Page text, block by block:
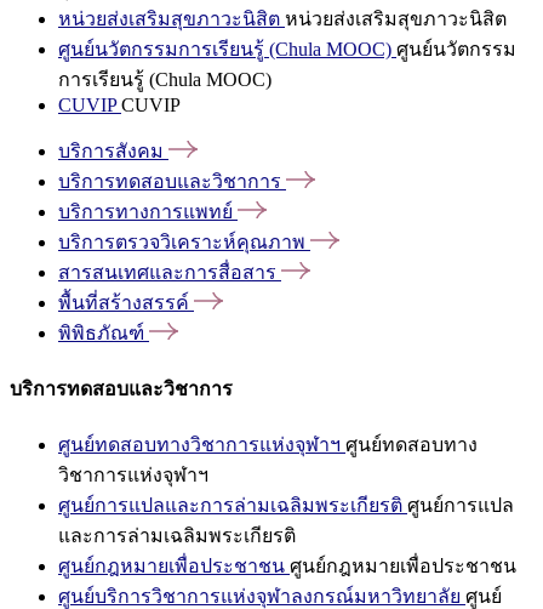
หน่วยส่งเสริมสุขภาวะนิสิต หน่วยส่งเสริมสุขภาวะนิสิต
ศูนย์นวัตกรรมการเรียนรู้ (Chula MOOC) ศูนย์นวัตกรรม
การเรียนรู้ (Chula MOOC)
CUVIPCUVIP
บริการสังคม
บริการทดสอบและวิชาการ
บริการทางการแพทย์
บริการตรวจวิเคราะห์คุณภาพ
สารสนเทศและการสื่อสาร
พื้นที่สร้างสรรค์
พิพิธภัณฑ์
บริการทดสอบและวิชาการ
ศูนย์ทดสอบทางวิชาการแห่งจุฬาฯ ศูนย์ทดสอบทาง
วิชาการแห่งจุฬาฯ
ศูนย์การแปลและการล่ามเฉลิมพระเกียรติ ศูนย์การแปล
และการล่ามเฉลิมพระเกียรติ
ศูนย์กฎหมายเพื่อประชาชน ศูนย์กฎหมายเพื่อประชาชน
ศูนย์บริการวิชาการแห่งจุฬาลงกรณ์มหาวิทยาลัย ศูนย์